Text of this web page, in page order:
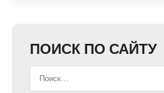
ПОИСК ПО САЙТУ